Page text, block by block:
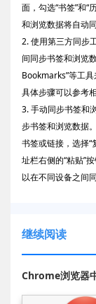
面，勾选“书签”和“
和浏览数据将自动
2. 使用第三方同步
间同步书签和浏览
Bookmarks”等工
具体步骤可以参考相
3. 手动同步书签和
步书签和浏览数据
书签或链接，选择
址栏右侧的“粘贴”
以在不同设备之间
继续阅读
Chrome浏览器